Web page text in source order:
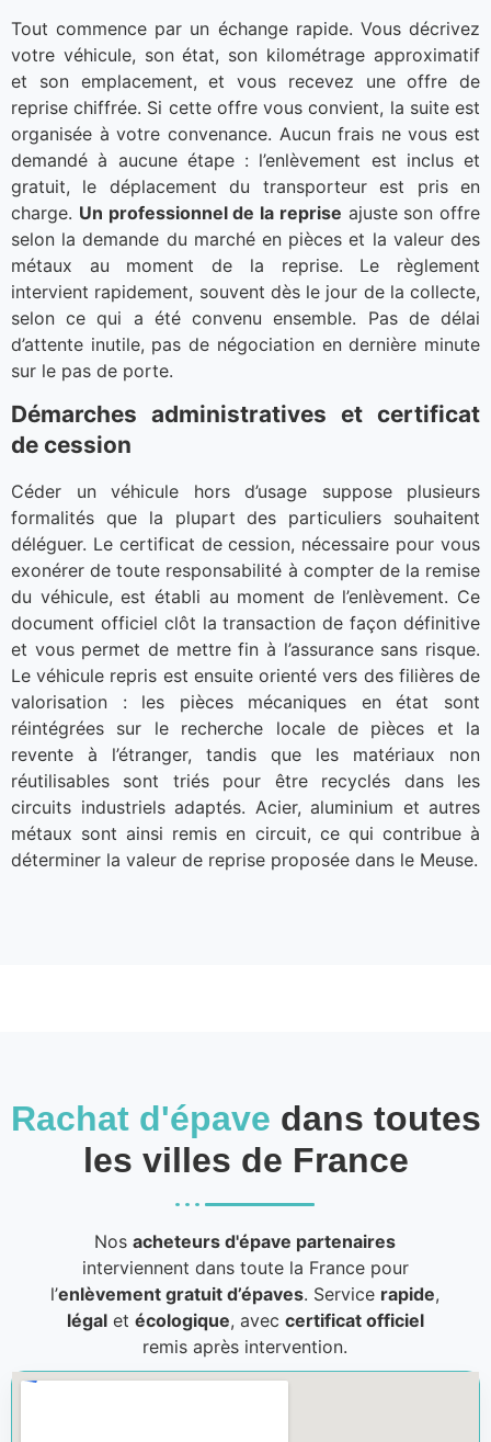
Tout commence par un échange rapide. Vous décrivez
votre véhicule, son état, son kilométrage approximatif
et son emplacement, et vous recevez une offre de
reprise chiffrée. Si cette offre vous convient, la suite est
organisée à votre convenance. Aucun frais ne vous est
demandé à aucune étape : l’enlèvement est inclus et
gratuit, le déplacement du transporteur est pris en
charge. Un professionnel de la reprise ajuste son offre
selon la demande du marché en pièces et la valeur des
métaux au moment de la reprise. Le règlement
intervient rapidement, souvent dès le jour de la collecte,
selon ce qui a été convenu ensemble. Pas de délai
d’attente inutile, pas de négociation en dernière minute
sur le pas de porte.
Démarches administratives et certificat
de cession
Céder un véhicule hors d’usage suppose plusieurs
formalités que la plupart des particuliers souhaitent
déléguer. Le certificat de cession, nécessaire pour vous
exonérer de toute responsabilité à compter de la remise
du véhicule, est établi au moment de l’enlèvement. Ce
document officiel clôt la transaction de façon définitive
et vous permet de mettre fin à l’assurance sans risque.
Le véhicule repris est ensuite orienté vers des filières de
valorisation : les pièces mécaniques en état sont
réintégrées sur le recherche locale de pièces et la
revente à l’étranger, tandis que les matériaux non
réutilisables sont triés pour être recyclés dans les
circuits industriels adaptés. Acier, aluminium et autres
métaux sont ainsi remis en circuit, ce qui contribue à
déterminer la valeur de reprise proposée dans le Meuse.
Rachat d'épave dans toutes
les villes de France
Nosacheteurs d'épave partenaires
interviennent dans toute la France pour
l’enlèvement gratuit d’épaves. Service rapide,
légalet écologique, avec certificat officiel
remis après intervention.